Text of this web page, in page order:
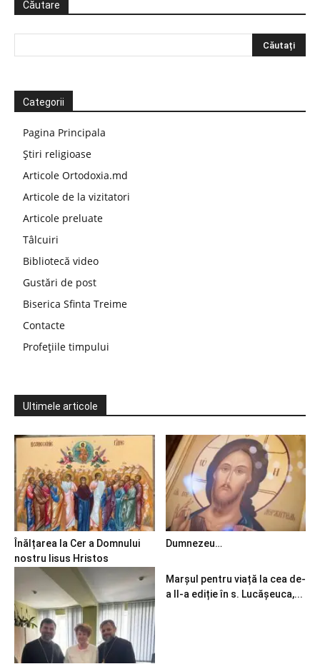
Căutare
Categorii
Pagina Principala
Știri religioase
Articole Ortodoxia.md
Articole de la vizitatori
Articole preluate
Tâlcuiri
Bibliotecă video
Gustări de post
Biserica Sfinta Treime
Contacte
Profețiile timpului
Ultimele articole
Înălțarea la Cer a Domnului
nostru Iisus Hristos
Dumnezeu…
Marșul pentru viață la cea de-
a II-a ediție în s. Lucășeuca,...